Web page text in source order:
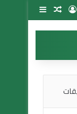
تسجيل الدخول
مقال عشوائي
إضافة